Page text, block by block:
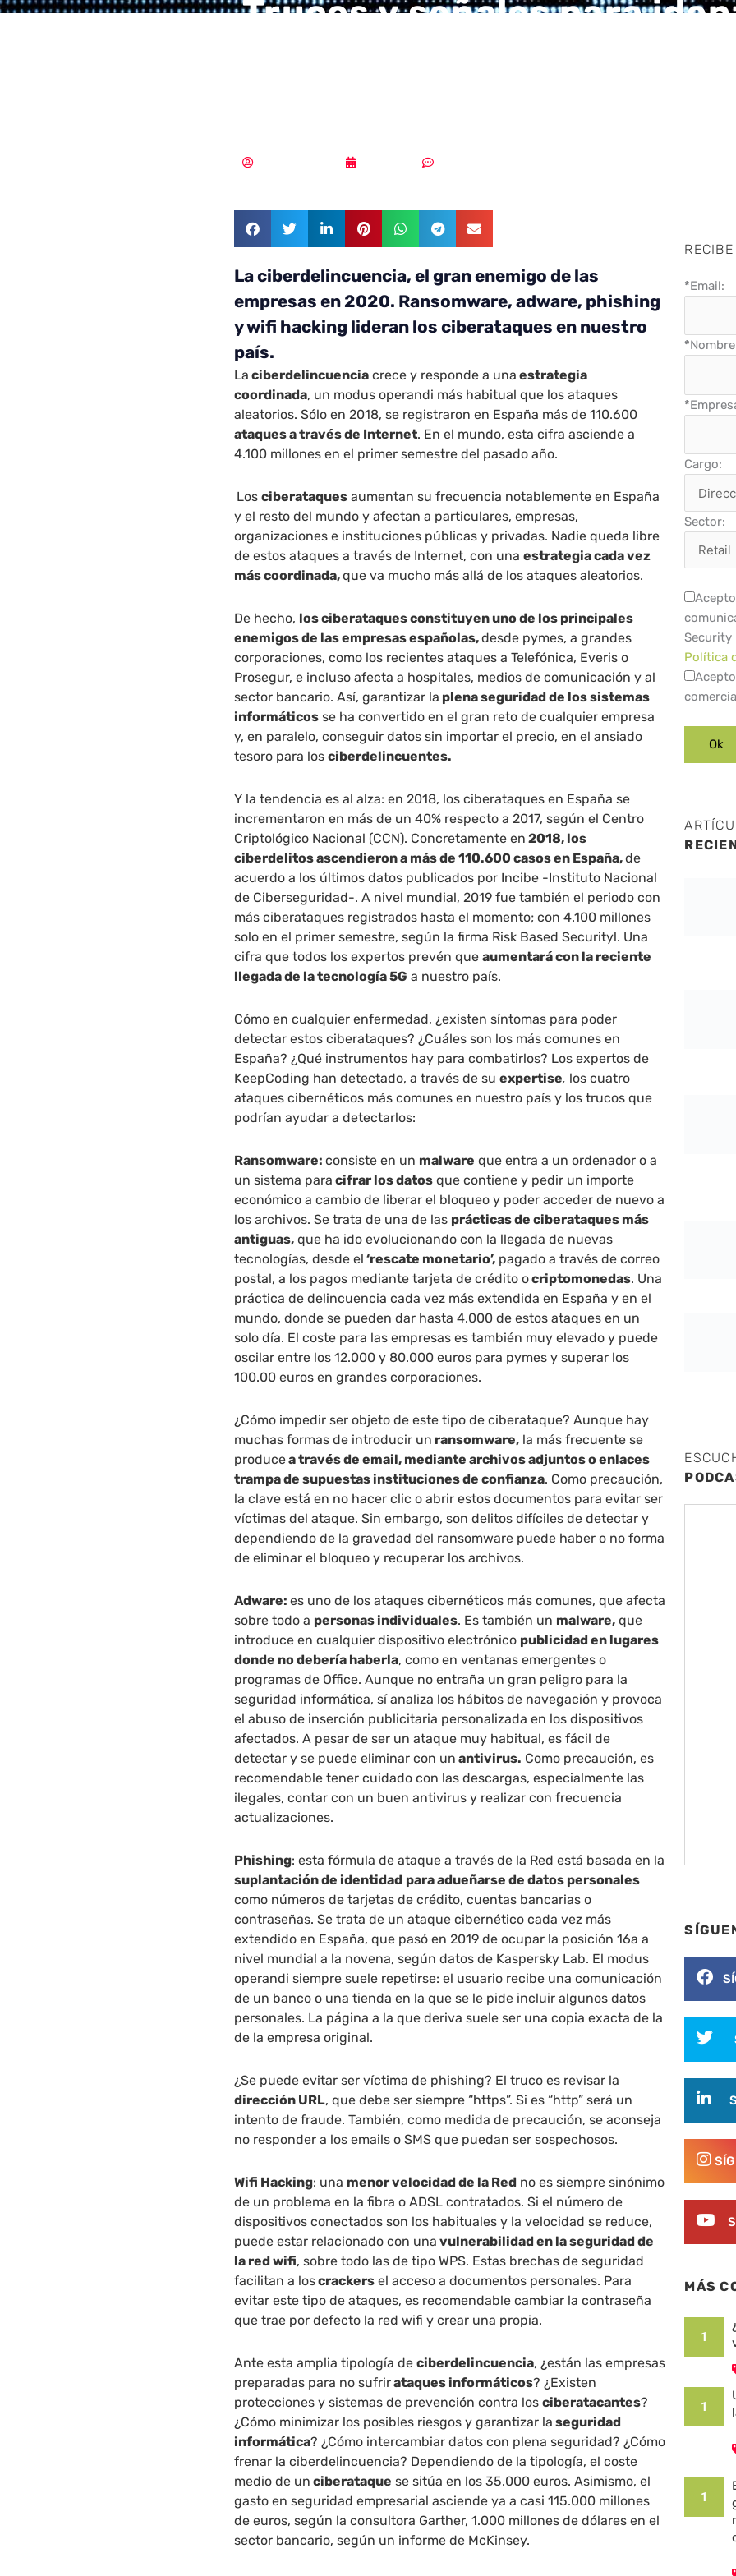
Trucos y señales para
La ciberdelincuencia, el gran enemigo de las
empresas en 2020. Ransomware, adware, phishing
y wifi hacking lideran los ciberataques en nuestro
país.
La ciberdelincuencia crece y responde a una estrategia
coordinada, un modus operandi más habitual que los ataques
aleatorios. Sólo en 2018, se registraron en España más de 110.600
ataques a través de Internet. En el mundo, esta cifra asciende a
4.100 millones en el primer semestre del pasado año.
Losciberataques aumentan su frecuencia notablemente en España
y el resto del mundo y afectan a particulares, empresas,
organizaciones e instituciones públicas y privadas. Nadie queda libre
de estos ataques a través de Internet, con unaestrategia cada vez
más coordinada,que va mucho más allá de los ataques aleatorios.
De hecho, los ciberataques constituyen uno de los principales
enemigos de las empresas españolas,desde pymes, a grandes
corporaciones, como los recientes ataques a Telefónica, Everis o
Prosegur, e incluso afecta a hospitales, medios de comunicación y al
sector bancario. Así, garantizar la plena seguridad de los sistemas
informáticos se ha convertido en el gran reto de cualquier empresa
y, en paralelo, conseguir datos sin importar el precio, en el ansiado
tesoro para losciberdelincuentes.
Y la tendencia es al alza: en 2018, los ciberataques en España se
incrementaron en más de un 40% respecto a 2017, según el Centro
Criptológico Nacional (CCN). Concretamente en 2018, los
ciberdelitos ascendieron a más de 110.600 casos en España,de
acuerdo a los últimos datos publicados por Incibe -Instituto Nacional
de Ciberseguridad-. A nivel mundial, 2019 fue también el periodo con
más ciberataques registrados hasta el momento; con 4.100 millones
solo en el primer semestre, según la firma Risk Based Securityl. Una
cifra que todos los expertos prevén queaumentará con la reciente
llegada de la tecnología 5G a nuestro país.
Cómo en cualquier enfermedad, ¿existen síntomas para poder
detectar estos ciberataques? ¿Cuáles son los más comunes en
España? ¿Qué instrumentos hay para combatirlos? Los expertos de
KeepCoding han detectado, a través de suexpertise, los cuatro
ataques cibernéticos más comunes en nuestro país y los trucos que
podrían ayudar a detectarlos:
Ransomware:consiste en un malware que entra a un ordenador o a
un sistema para cifrar los datos que contiene y pedir un importe
económico a cambio de liberar el bloqueo y poder acceder de nuevo a
los archivos. Se trata de una de las prácticas de ciberataques más
antiguas, que ha ido evolucionando con la llegada de nuevas
tecnologías, desde el ‘rescate monetario’, pagado a través de correo
postal, a los pagos mediante tarjeta de crédito ocriptomonedas. Una
práctica de delincuencia cada vez más extendida en España y en el
mundo, donde se pueden dar hasta 4.000 de estos ataques en un
solo día. El coste para las empresas es también muy elevado y puede
oscilar entre los 12.000 y 80.000 euros para pymes y superar los
100.00 euros en grandes corporaciones.
¿Cómo impedir ser objeto de este tipo de ciberataque? Aunque hay
muchas formas de introducir un ransomware, la más frecuente se
producea través de email, mediante archivos adjuntos o enlaces
trampa de supuestas instituciones de confianza. Como precaución,
la clave está en no hacer clic o abrir estos documentos para evitar ser
víctimas del ataque. Sin embargo, son delitos difíciles de detectar y
dependiendo de la gravedad del ransomware puede haber o no forma
de eliminar el bloqueo y recuperar los archivos.
Adware:es uno de los ataques cibernéticos más comunes, que afecta
sobre todo a personas individuales. Es también un malware, que
introduce en cualquier dispositivo electrónico publicidad en lugares
donde no debería haberla, como en ventanas emergentes o
programas de Office. Aunque no entraña un gran peligro para la
seguridad informática, sí analiza los hábitos de navegación y provoca
el abuso de inserción publicitaria personalizada en los dispositivos
afectados. A pesar de ser un ataque muy habitual, es fácil de
detectar y se puede eliminar con un antivirus. Como precaución, es
recomendable tener cuidado con las descargas, especialmente las
ilegales, contar con un buen antivirus y realizar con frecuencia
actualizaciones.
Phishing: esta fórmula de ataque a través de la Red está basada en la
suplantación de identidad para adueñarse de datos personales
como números de tarjetas de crédito, cuentas bancarias o
contraseñas. Se trata de un ataque cibernético cada vez más
extendido en España, que pasó en 2019 de ocupar la posición 16a a
nivel mundial a la novena, según datos de Kaspersky Lab. El modus
operandi siempre suele repetirse: el usuario recibe una comunicación
de un banco o una tienda en la que se le pide incluir algunos datos
personales. La página a la que deriva suele ser una copia exacta de la
de la empresa original.
¿Se puede evitar ser víctima de phishing? El truco es revisar la
dirección URL, que debe ser siempre “https”. Si es “http” será un
intento de fraude. También, como medida de precaución, se aconseja
no responder a los emails o SMS que puedan ser sospechosos.
Wifi Hacking: una menor velocidad de la Red no es siempre sinónimo
de un problema en la fibra o ADSL contratados. Si el número de
dispositivos conectados son los habituales y la velocidad se reduce,
puede estar relacionado con una vulnerabilidad en la seguridad de
la red wifi, sobre todo las de tipo WPS. Estas brechas de seguridad
facilitan a loscrackers el acceso a documentos personales. Para
evitar este tipo de ataques, es recomendable cambiar la contraseña
que trae por defecto la red wifi y crear una propia.
Ante esta amplia tipología deciberdelincuencia, ¿están las empresas
preparadas para no sufrirataques informáticos? ¿Existen
protecciones y sistemas de prevención contra losciberatacantes?
¿Cómo minimizar los posibles riesgos y garantizar la seguridad
informática? ¿Cómo intercambiar datos con plena seguridad? ¿Cómo
frenar la ciberdelincuencia? Dependiendo de la tipología, el coste
medio de un ciberataque se sitúa en los 35.000 euros. Asimismo, el
gasto en seguridad empresarial asciende ya a casi 115.000 millones
de euros, según la consultora Garther, 1.000 millones de dólares en el
sector bancario, según un informe de McKinsey.
*Email:
*
*
Cargo:
Sector:
Security
Política
MÁS
1
1
1